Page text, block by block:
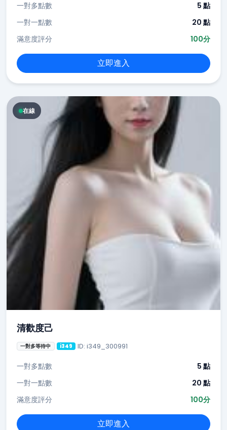
一對多點數
5 點
一對一點數
20 點
滿意度評分
100分
立即進入
在線
清歡度己
一對多等待中 i349 ID: i349_300991
一對多點數
5 點
一對一點數
20 點
滿意度評分
100分
立即進入